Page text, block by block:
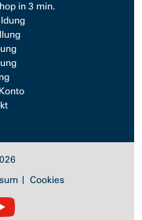
in 3 min.
Cookies